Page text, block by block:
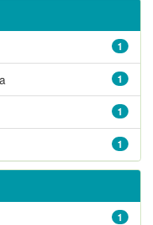
1
1
1
1
1